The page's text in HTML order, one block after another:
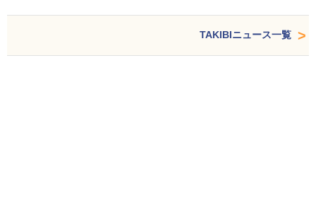
TAKIBIニュース一覧